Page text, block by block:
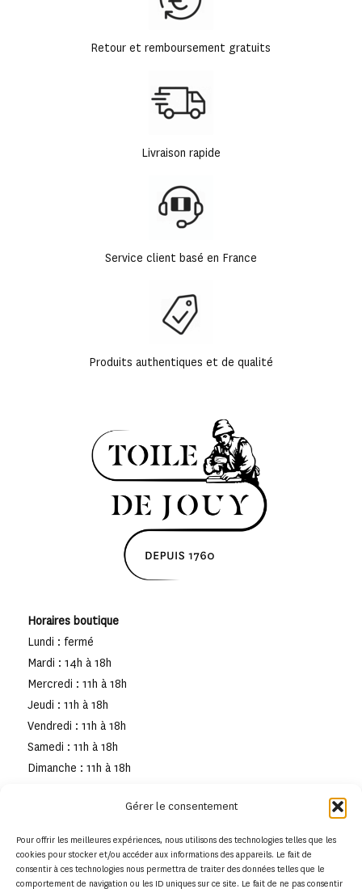
Gérer le consentement
Pour offrir les meilleures expériences, nous utilisons des technologies telles que les
cookies pour stocker et/ou accéder aux informations des appareils. Le fait de
consentir à ces technologies nous permettra de traiter des données telles que le
comportement de navigation ou les ID uniques sur ce site. Le fait de ne pas consentir
Retour et remboursement gratuits
Livraison rapide
Service client basé en France
Produits authentiques et de qualité
Horaires boutique
Lundi : fermé
Mardi : 14h à 18h
Mercredi : 11h à 18h
Jeudi : 11h à 18h
Vendredi : 11h à 18h
Samedi : 11h à 18h
Dimanche : 11h à 18h